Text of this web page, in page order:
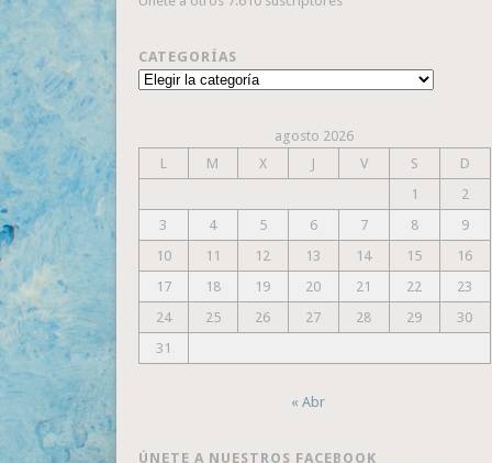
CATEGORÍAS
Categorías
agosto 2026
L
M X J V S
D
1
2
3
4 5 6 7 8
9
10
11 12 13 14 15
16
17
18 19 20 21 22
23
24
25 26 27 28 29
30
31
« Abr
ÚNETE A NUESTROS FACEBOOK